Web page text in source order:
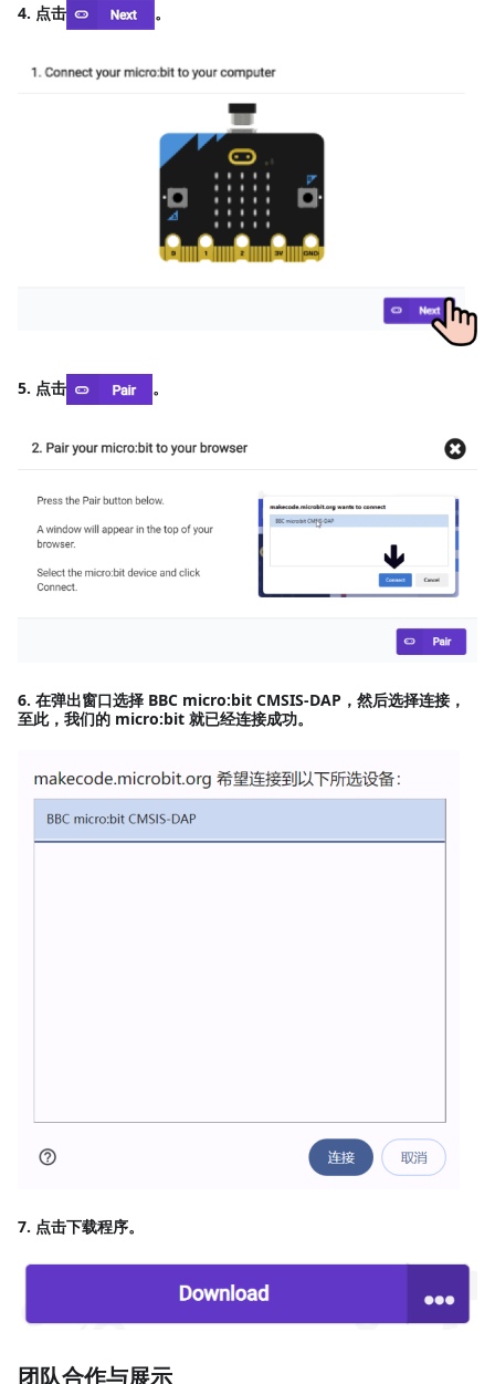
4. 点击 。
5. 点击 。
6. 在弹出窗口选择 BBC micro:bit CMSIS-DAP ，然后选择连接 ，
至此，我们的 micro:bit 就已经连接成功。
7. 点击下载程序。
团队合作与展示